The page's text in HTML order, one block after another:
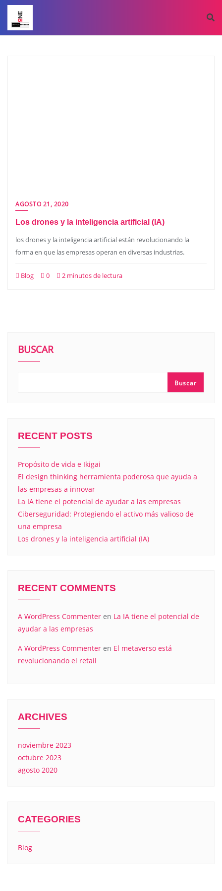
AGOSTO 21, 2020
Los drones y la inteligencia artificial (IA)
los drones y la inteligencia artificial están revolucionando la
forma en que las empresas operan en diversas industrias.
Blog 0 2 minutos de lectura
BUSCAR
Buscar
RECENT POSTS
Propósito de vida e Ikigai
El design thinking herramienta poderosa que ayuda a
las empresas a innovar
La IA tiene el potencial de ayudar a las empresas
Ciberseguridad: Protegiendo el activo más valioso de
una empresa
Los drones y la inteligencia artificial (IA)
RECENT COMMENTS
A WordPress Commenter en La IA tiene el potencial de
ayudar a las empresas
A WordPress Commenter en El metaverso está
revolucionando el retail
ARCHIVES
noviembre 2023
octubre 2023
agosto 2020
CATEGORIES
Blog